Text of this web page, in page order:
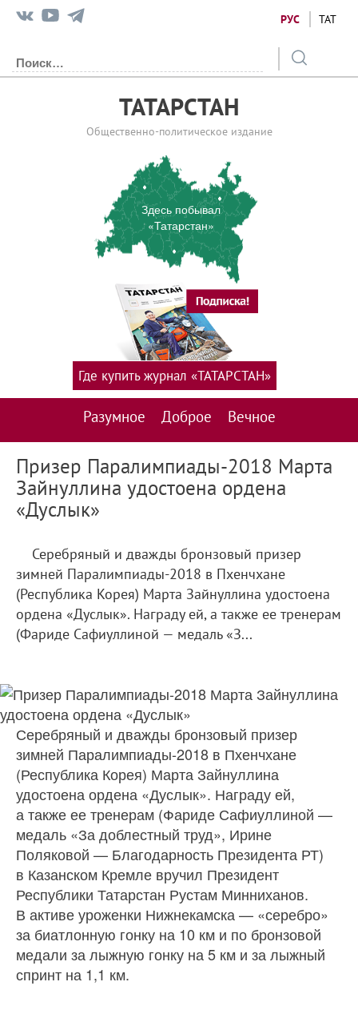
РУС ТАТ
ТАТАРСТАН
Общественно-политическое издание
Здесь побывал
«Татарстан»
Разумное Доброе Вечное
Где купить журнал «ТАТАРСТАН»
Призер Паралимпиады-2018 Марта
Зайнуллина удостоена ордена
«Дуслык»
Серебряный и дважды бронзовый призер
зимней Паралимпиады-2018 в Пхенчхане
(Республика Корея) Марта Зайнуллина удостоена
ордена «Дуслык». Награду ей, а также ее тренерам
(Фариде Сафиуллиной — медаль «З...
Серебряный и дважды бронзовый призер
зимней Паралимпиады-2018 в Пхенчхане
(Республика Корея) Марта Зайнуллина
удостоена ордена «Дуслык». Награду ей,
а также ее тренерам (Фариде Сафиуллиной —
медаль «За доблестный труд», Ирине
Поляковой — Благодарность Президента РТ)
в Казанском Кремле вручил Президент
Республики Татарстан Рустам Минниханов.
В активе уроженки Нижнекамска — «серебро»
за биатлонную гонку на 10 км и по бронзовой
медали за лыжную гонку на 5 км и за лыжный
спринт на 1,1 км.